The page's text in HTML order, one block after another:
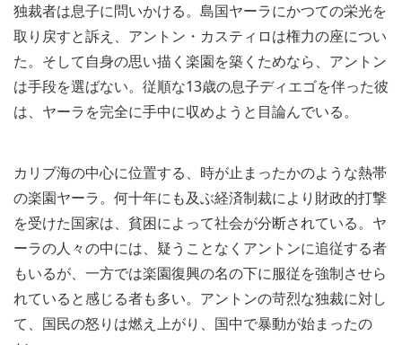
独裁者は息子に問いかける。島国ヤーラにかつての栄光を
取り戻すと訴え、アントン・カスティロは権力の座につい
た。そして自身の思い描く楽園を築くためなら、アントン
は手段を選ばない。従順な13歳の息子ディエゴを伴った彼
は、ヤーラを完全に手中に収めようと目論んでいる。
カリブ海の中心に位置する、時が止まったかのような熱帯
の楽園ヤーラ。何十年にも及ぶ経済制裁により財政的打撃
を受けた国家は、貧困によって社会が分断されている。ヤ
ーラの人々の中には、疑うことなくアントンに追従する者
もいるが、一方では楽園復興の名の下に服従を強制させら
れていると感じる者も多い。アントンの苛烈な独裁に対し
て、国民の怒りは燃え上がり、国中で暴動が始まったの